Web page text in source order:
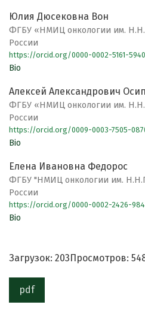
Юлия Дюсековна Вон
ФГБУ «НМИЦ онкологии им. Н.Н.
России
https://orcid.org/0000-0002-5161-5940
Bio
Алексей Александрович
ФГБУ «НМИЦ онкологии им. Н.Н.
России
https://orcid.org/0009-0003-7505-
Bio
Елена Ивановна Федорос
ФГБУ "НМИЦ онкологии им.
России
https://orcid.org/0000-0002-2426-
Bio
Загрузок: 203 Просмотров:
pdf